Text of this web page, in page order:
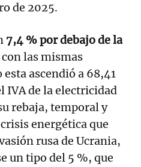
de 2025.
7,4 % por debajo de la
con las mismas
ascendió a 68,41
IVA de la electricidad
rebaja, temporal y
energética que
rusa de Ucrania,
un tipo del 5 %, que